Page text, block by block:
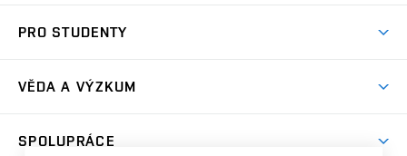
Koleje
Sport na VUT
Dny otevřených dveří
Celoživotní vzdělávání
PRO STUDENTY
Harmonogram akademického roku
Zpracování osobních údajů studentů
Sociální bezpečí
VĚDA A VÝZKUM
SPOLUPRÁCE